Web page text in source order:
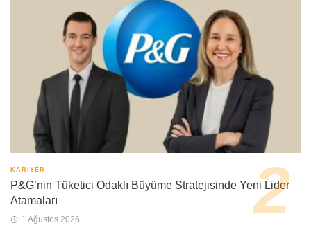
KARIYER
P&G’nin Tüketici Odaklı Büyüme Stratejisinde Yeni Lider
Atamaları
1 Ağustos 2026